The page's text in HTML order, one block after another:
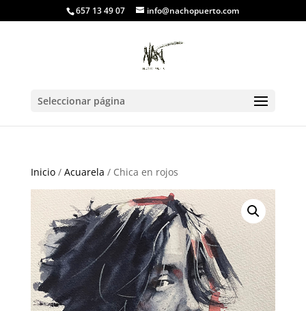
657 13 49 07 info@nachopuerto.com
Seleccionar página
Inicio/ Acuarela / Chica en rojos